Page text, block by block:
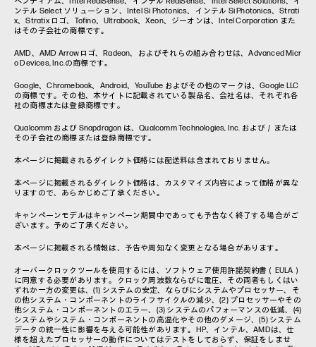
ンテル Select ソリューション、Intel Si Photonics、インテル Si Photonics、Strati
x、Stratix ロゴ、Tofino、Ultrabook、Xeon、ジーオンは、Intel Corporation また
はその子会社の商標です。
AMD、AMD Arrowロゴ、Radeon、およびそれらの組み合わせは、Advanced Micr
o Devices, Inc.の商標です。
Google、Chromebook、Android、YouTube およびその他のマークは、Google LLC
の商標です。その他、本サイトに記載されている製品名、会社名は、それぞれ各
社の商標または登録商標です。
Qualcomm および Snapdragon は、Qualcomm Technologies, Inc. および／または
その子会社の商標または登録商標です。
本ページに掲載されるダイレクト価格には配送料は含まれておりません。
本ページに掲載されるダイレクト価格は、カスタマイズ内容によって価格が異な
りますので、あらかじめご了承ください。
キャンペーンモデルはキャンペーン期間中であっても予告なく終了する場合がご
ざいます。予めご了承ください。
本ページに掲載される情報は、予告や周知なく変更となる場合があります。
オーバークロックツールを使用するには、ソフトウェア使用許諾契約書（EULA）
に同意する必要があります。クロック周波数ならびに電圧、その両者もしくはい
ずれか一方の変更は、(1) システムの安定、ならびにシステムやプロセッサー、そ
の他システム・コンポーネントのライフサイクルの減少、(2) プロセッサーやその
他システム・コンポーネントのエラー、(3) システムのパフォーマンスの低減、(4)
システムやシステム・コンポーネントの高温化やその他のダメージ、(5) システム
データの統一性に影響を与える可能性があります。HP、インテル、AMDは、仕
様を超えたプロセッサーの動作についてはテストをしておらず、保証をしませ